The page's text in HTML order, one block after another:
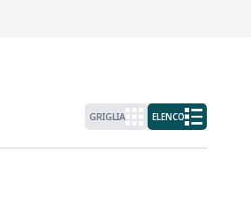
GRIGLIA ELENCO